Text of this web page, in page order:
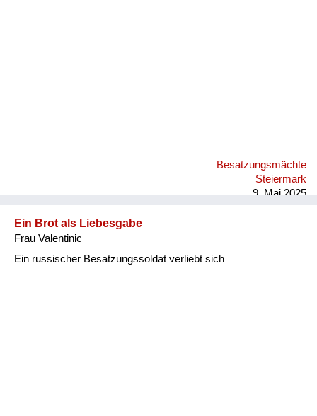
Besatzungsmächte
Steiermark
9. Mai 2025
Ein Brot als Liebesgabe
Frau Valentinic
Ein russischer Besatzungssoldat verliebt sich